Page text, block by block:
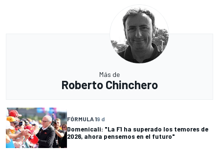
Más de
Roberto Chinchero
FÓRMULA 19 d
Domenicali: "La F1 ha superado los temores de
2026, ahora pensemos en el futuro"